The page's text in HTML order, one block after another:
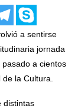
a sentirse
jornada
a cientos
la Cultura.
distintas